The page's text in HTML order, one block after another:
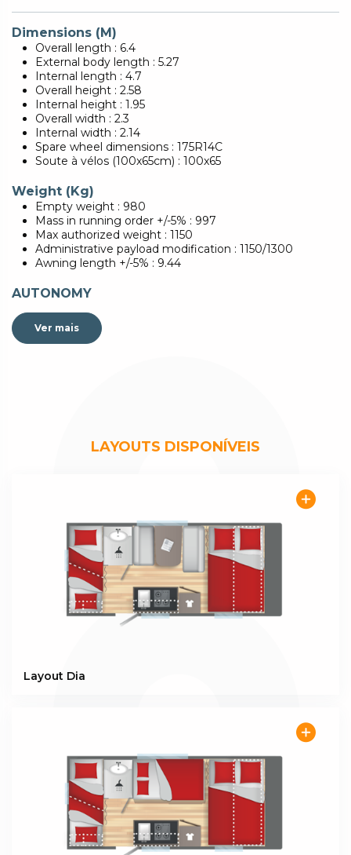
Dimensions (M)
Overall length : 6.4
External body length : 5.27
Internal length : 4.7
Overall height : 2.58
Internal height : 1.95
Overall width : 2.3
Internal width : 2.14
Spare wheel dimensions : 175R14C
Soute à vélos (100x65cm) : 100x65
Weight (Kg)
Empty weight : 980
Mass in running order +/-5% : 997
Max authorized weight : 1150
Administrative payload modification : 1150/1300
Awning length +/-5% : 9.44
AUTONOMY
Sockets 230V : 3
Compressor Fridge XL FREEZE : 150L
Manual cassette toilet
Equipment
Fresh water jerrycan : 12L
Thetford cassette toilet
Shower tray
3rd brake light
Exclusive IRP Technology
Awning-rail
LED Awning light
Gas locker
Combined blinds & fly nets
Alimentation électrique 230V avec disjoncteur
Pre equipment Air-conditioning
Pre equipment TV : SAT and 230V sockets
Ver mais
LAYOUTS DISPONÍVEIS
Layout Dia